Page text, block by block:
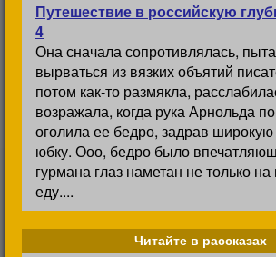
Путешествие в российскую
4
Она сначала сопротивлялась,
вырваться из вязких объятий
потом как-то размякла,
возражала, когда рука Арнольда
оголила ее бедро, задрав
юбку. Ооо, бедро было
гурмана глаз наметан не только
еду....
Читайте в рассказах